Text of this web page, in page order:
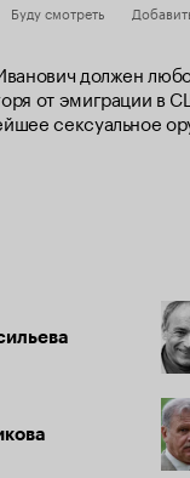
Буду смотреть
должен
от эмиграции в
сексуальное
мужчин
супербабниками,